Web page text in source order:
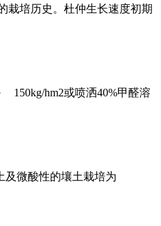
栽培历史。杜仲生长速度初期
150kg/hm2或喷洒40%甲醛溶
微酸性的壤土栽培为